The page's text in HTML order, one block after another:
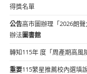
得獎名單
公告高市圖辦理「2026朗
辦法圖書館
轉知115年 度「周產期高風
重要115繁星推薦校內選填